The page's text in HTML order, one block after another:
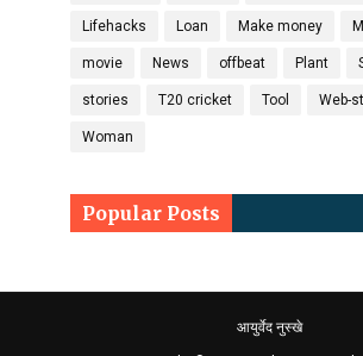
Lifehacks Loan Make money
movie News offbeat Plant
stories T20 cricket Tool Web-
Woman
Popular Posts
आयुर्वेद नुस्खे